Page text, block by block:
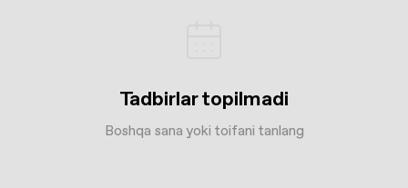
Tadbirlar topilmadi
Boshqa sana yoki toifani tanlang